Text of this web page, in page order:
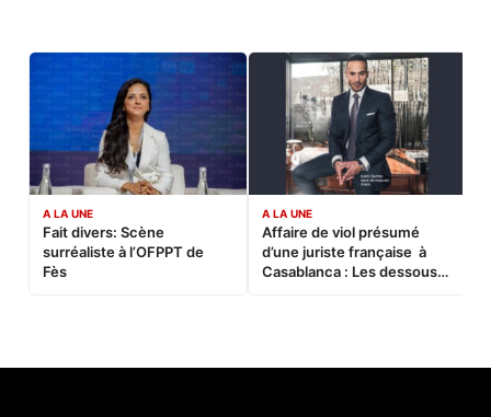
A LA UNE
Fait divers: Scène
surréaliste à l’OFPPT de
Fès
A LA UNE
Affaire de viol présumé
d’une juriste française à
Casablanca : Les dessous